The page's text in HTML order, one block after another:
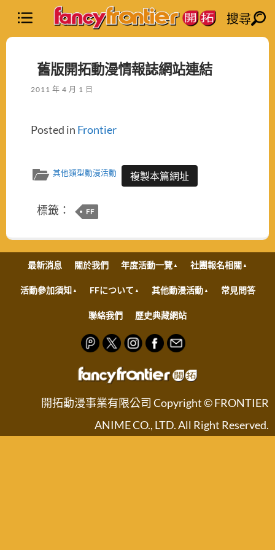
搜尋
舊版開拓動漫情報誌網站連結
2011 年 4 月 1 日
Posted in Frontier
其他類型動漫活動 複製本篇網址
標籤： FF
最新消息 關於我們 年度活動一覽 社團報名相關
活動參加須知 FFについて 其他動漫活動 常見問答
聯絡我們 歷史典藏網站
開拓動漫事業有限公司 Copyright © FRONTIER
ANIME CO., LTD. All Right Reserved.